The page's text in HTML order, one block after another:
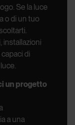
Se la luce
o di un tuo
installazioni
di
un progetto
a una